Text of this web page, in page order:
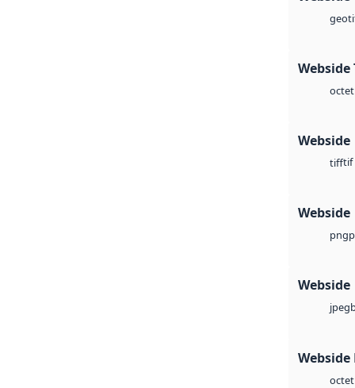
Webside
octet
Webside
tifftif
Webside
png
Webside
jpeg
Webside
octet